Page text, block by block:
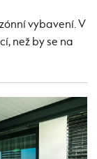
vybavení. V
než by se na